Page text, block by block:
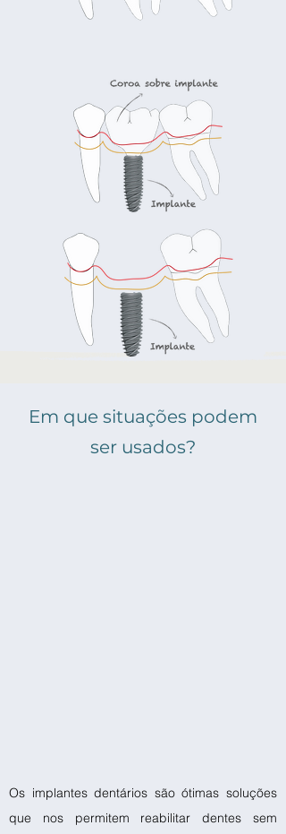
Em que situações podem
ser usados?
Os implantes dentários são ótimas soluções
que nos permitem reabilitar dentes sem